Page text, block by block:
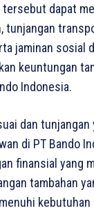
tersebut dapat
tunjangan
jaminan sosial
keuntungan
Indonesia.
dan tunjangan
di PT Bando
finansial yang
tambahan